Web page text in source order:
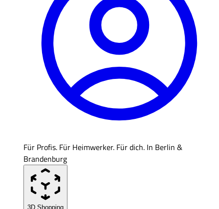
Für Profis. Für Heimwerker. Für dich. In Berlin &
Brandenburg
3D Shopping